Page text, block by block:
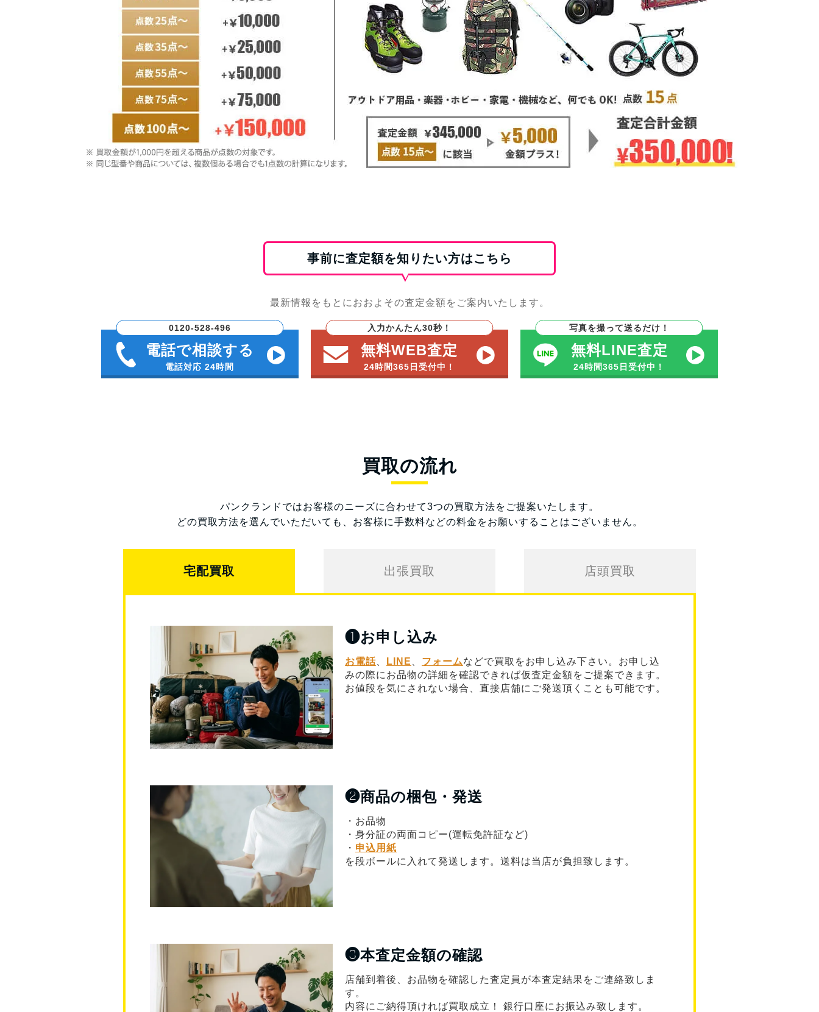
事前に査定額を知りたい方はこちら
最新情報をもとにおおよその査定金額をご案内いたします。
0120-528-496
電話で相談する
電話対応 24時間
入力かんたん30秒！
無料WEB査定
24時間365日受付中！
写真を撮って送るだけ！
無料LINE査定
24時間365日受付中！
買取の流れ
パンクランドではお客様のニーズに合わせて3つの買取方法をご提案いたします。
どの買取方法を選んでいただいても、お客様に手数料などの料金をお願いすることはございません。
宅配買取 出張買取 店頭買取
❶お申し込み
お電話 LINE フォームなどで買取をお申し込み下さい。お申し込
みの際にお品物の詳細を確認できれば仮査定金額をご提案できます。
お値段を気にされない場合、直接店舗にご発送頂くことも可能です。
❷商品の梱包・発送
・お品物
・身分証の両面コピー(運転免許証など)
・ 申込用紙
を段ボールに入れて発送します。送料は当店が負担致します。
❸本査定金額の確認
店舗到着後、お品物を確認した査定員が本査定結果をご連絡致しま
す。
内容にご納得頂ければ買取成立！ 銀行口座にお振込み致します。